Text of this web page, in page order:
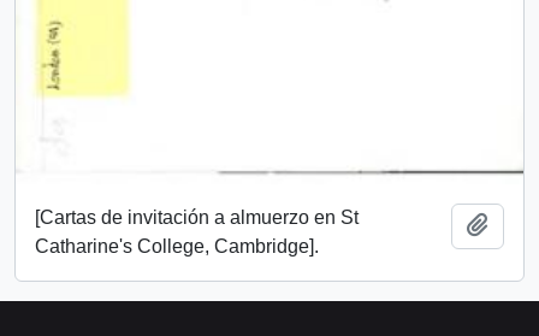
[Cartas de invitación a almuerzo en St
Catharine's College, Cambridge].